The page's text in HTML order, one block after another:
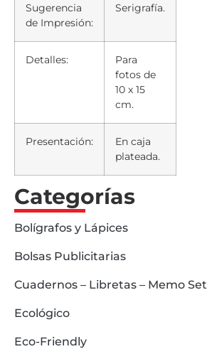
Sugerencia
de Impresión:
Serigrafía.
Detalles:
Para
fotos de
10 x 15
cm.
Presentación:
En caja
plateada.
Categorías
Bolígrafos y Lápices
Bolsas Publicitarias
Cuadernos – Libretas – Memo Set
Ecológico
Eco-Friendly